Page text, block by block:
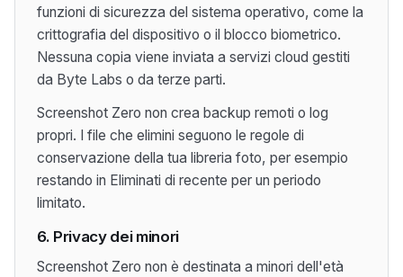
funzioni di sicurezza del sistema operativo, come la
crittografia del dispositivo o il blocco biometrico.
Nessuna copia viene inviata a servizi cloud gestiti
da Byte Labs o da terze parti.
Screenshot Zero non crea backup remoti o log
propri. I file che elimini seguono le regole di
conservazione della tua libreria foto, per esempio
restando in Eliminati di recente per un periodo
limitato.
6. Privacy dei minori
Screenshot Zero non è destinata a minori dell'età